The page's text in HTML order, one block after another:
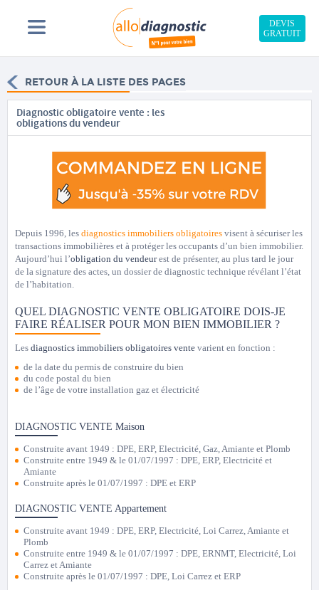
DEVIS
GRATUIT
RETOUR À LA LISTE DES PAGES
Diagnostic obligatoire vente : les
obligations du vendeur
Depuis 1996, les diagnostics immobiliers obligatoires visent à sécuriser les
transactions immobilières et à protéger les occupants d’un bien immobilier.
Aujourd’hui l’obligation du vendeurest de présenter, au plus tard le jour
de la signature des actes, un dossier de diagnostic technique révélant l’état
de l’habitation.
QUEL DIAGNOSTIC VENTE OBLIGATOIRE DOIS-JE
FAIRE RÉALISER POUR MON BIEN IMMOBILIER ?
Les diagnostics immobiliers obligatoires vente varient en fonction :
de la date du permis de construire du bien
du code postal du bien
de l’âge de votre installation gaz et électricité
DIAGNOSTIC VENTE Maison
Construite avant 1949 : DPE, ERP, Electricité, Gaz, Amiante et Plomb
Construite entre 1949 & le 01/07/1997 : DPE, ERP, Electricité et
Amiante
Construite après le 01/07/1997 : DPE et ERP
DIAGNOSTIC VENTE Appartement
Construite avant 1949 : DPE, ERP, Electricité, Loi Carrez, Amiante et
Plomb
Construite entre 1949 & le 01/07/1997 : DPE, ERNMT, Electricité, Loi
Carrez et Amiante
Construite après le 01/07/1997 : DPE, Loi Carrez et ERP